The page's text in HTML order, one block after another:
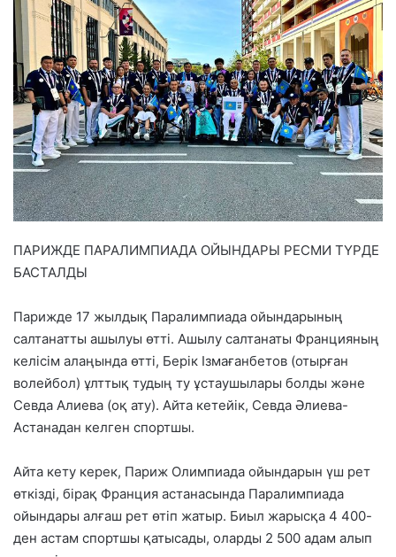
ПАРИЖДЕ ПАРАЛИМПИАДА ОЙЫНДАРЫ РЕСМИ ТҮРДЕ
БАСТАЛДЫ
Парижде 17 жылдық Паралимпиада ойындарының
салтанатты ашылуы өтті. Ашылу салтанаты Францияның
келісім алаңында өтті, Берік Ізмағанбетов (отырған
волейбол) ұлттық тудың ту ұстаушылары болды және
Севда Алиева (оқ ату). Айта кетейік, Севда Әлиева-
Астанадан келген спортшы.
Айта кету керек, Париж Олимпиада ойындарын үш рет
өткізді, бірақ Франция астанасында Паралимпиада
ойындары алғаш рет өтіп жатыр. Биыл жарысқа 4 400-
ден астам спортшы қатысады, оларды 2 500 адам алып